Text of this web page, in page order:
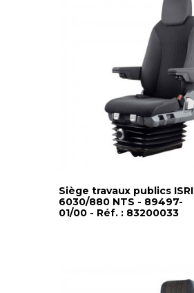
Siège travaux publics ISRI
6030/880 NTS - 89497-
01/00 - Réf. : 83200033